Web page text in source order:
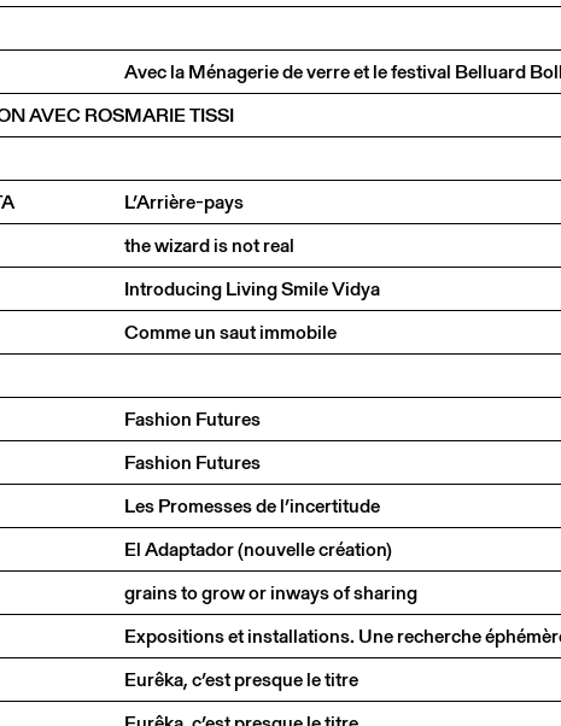
Avec la Ménagerie de verre et le festival Belluard
AVEC ROSMARIE TISSI
L’Arrière-pays
the wizard is not real
Introducing Living Smile Vidya
Comme un saut immobile
Fashion Futures
Fashion Futures
Les Promesses de l’incertitude
El Adaptador (nouvelle création)
grains to grow or inways of sharing
Expositions et installations. Une recherche
Eurêka, c’est presque le titre